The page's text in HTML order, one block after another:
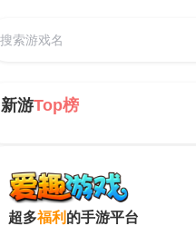
新游Top榜
超多福利 的手游平台